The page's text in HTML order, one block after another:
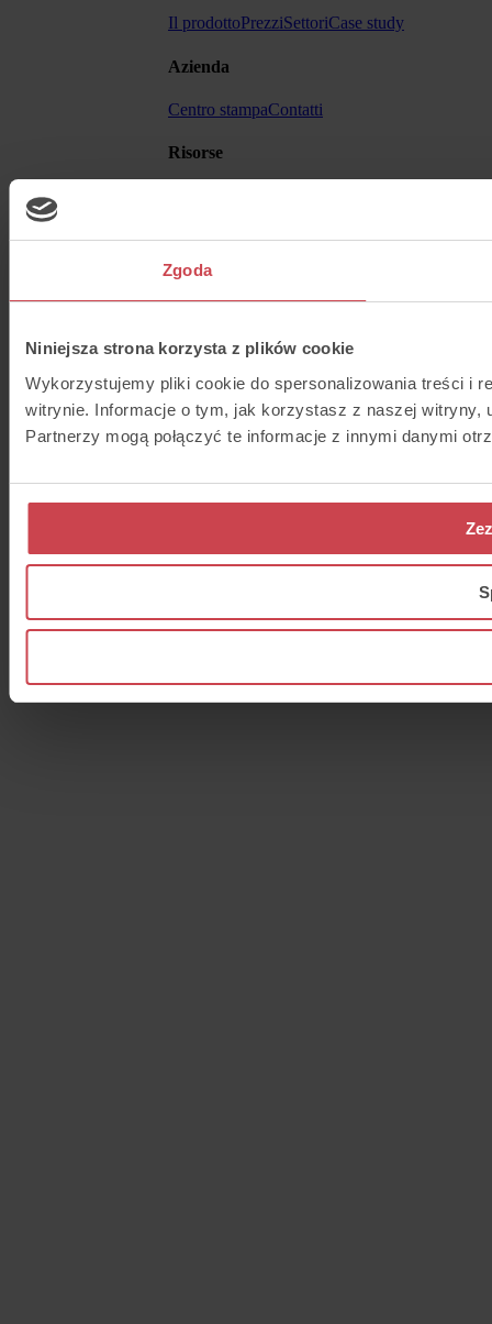
Zgoda
Niniejsza strona korzysta z plików cookie
Wykorzystujemy pliki cookie do spersonalizowania treści i
witrynie. Informacje o tym, jak korzystasz z naszej witryny,
Partnerzy mogą połączyć te informacje z innymi danymi
Il prodottoPrezziSettoriCase study
Azienda
Centro stampaContatti
Risorse
Altro
Termini e condizioni